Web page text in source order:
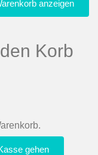
anzeigen
Korb
gehen